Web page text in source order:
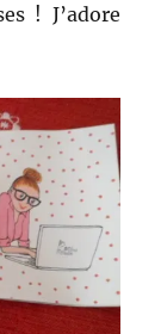
! J’adore